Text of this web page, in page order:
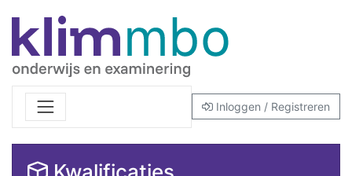
Inloggen / Registreren